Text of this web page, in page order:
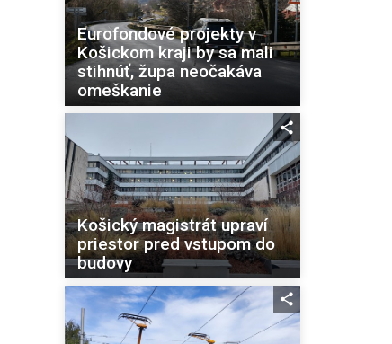
Eurofondové projekty v
Košickom kraji by sa mali
stihnúť, župa neočakáva
omeškanie
Košický magistrát upraví
priestor pred vstupom do
budovy